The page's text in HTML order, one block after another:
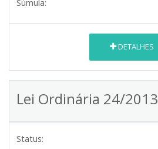
Súmula:
DETALHES
Lei Ordinária 24/2013
Status: